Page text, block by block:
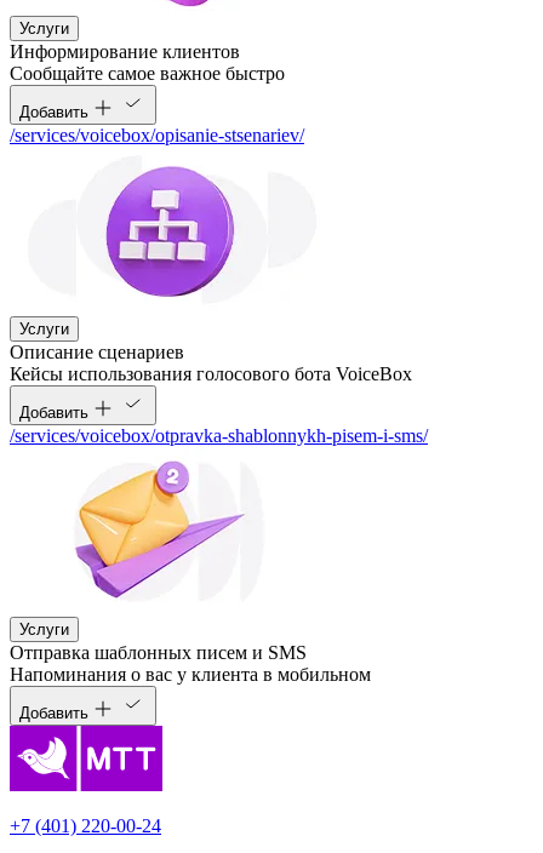
Услуги
Информирование клиентов
Сообщайте самое важное быстро
Добавить
/services/voicebox/opisanie-stsenariev/
Услуги
Описание сценариев
Кейсы использования голосового бота VoiceBox
Добавить
/services/voicebox/otpravka-shablonnykh-pisem-i-sms/
Услуги
Отправка шаблонных писем и SMS
Напоминания о вас у клиента в мобильном
Добавить
+7 (401) 220-00-24